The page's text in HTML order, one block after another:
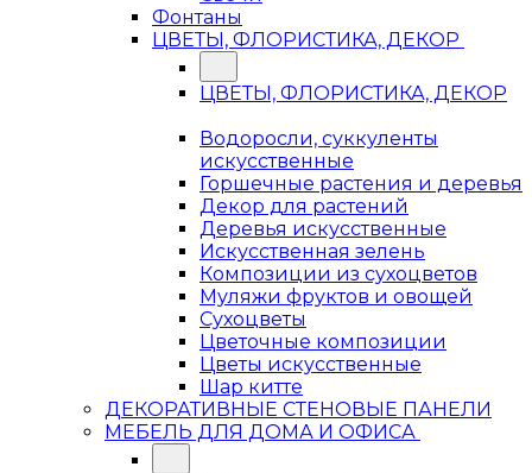
Фонтаны
ЦВЕТЫ, ФЛОРИСТИКА, ДЕКОР
ЦВЕТЫ, ФЛОРИСТИКА, ДЕКОР
Водоросли, суккуленты
искусственные
Горшечные растения и деревья
Декор для растений
Деревья искусственные
Искусственная зелень
Композиции из сухоцветов
Муляжи фруктов и овощей
Сухоцветы
Цветочные композиции
Цветы искусственные
Шар китте
ДЕКОРАТИВНЫЕ СТЕНОВЫЕ ПАНЕЛИ
МЕБЕЛЬ ДЛЯ ДОМА И ОФИСА